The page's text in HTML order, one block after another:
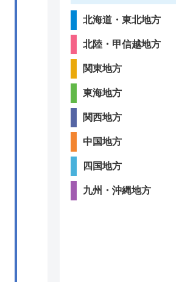
北海道・東北地方
北陸・甲信越地方
関東地方
東海地方
関西地方
中国地方
四国地方
九州・沖縄地方